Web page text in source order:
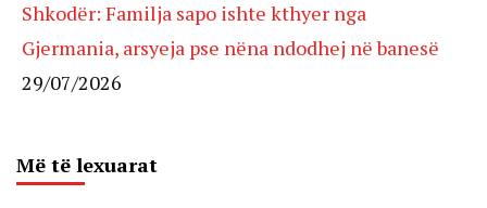
Shkodër: Familja sapo ishte kthyer nga
Gjermania, arsyeja pse nëna ndodhej në banesë
29/07/2026
Më të lexuarat